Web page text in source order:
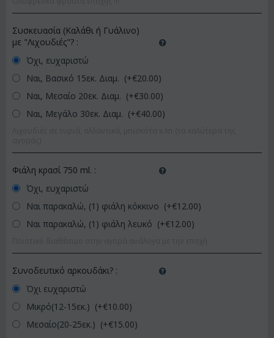
Συσκευασία (Καλάθι ή Γυάλινο)
με "Λιχουδιές"? :
Όχι, ευχαριστώ
Ναι, Βασικό 15εκ. Διαμ. (+€20.00)
Ναι, Μεσαίο 20εκ. Διαμ. (+€30.00)
Ναι, Μεγάλο 30εκ. Διαμ. (+€40.00)
Φιάλη κρασί 750 ml. :
Όχι, ευχαριστώ
Ναι παρακαλώ, (1) φιάλη κόκκινο (+€12.00)
Ναι παρακαλώ, (1) φιάλη λευκό (+€12.00)
Συνοδευτικό αρκουδάκι? :
Όχι ευχαριστώ
Μικρό(12-15εκ.) (+€10.00)
Μεσαίο(20-25εκ.) (+€15.00)